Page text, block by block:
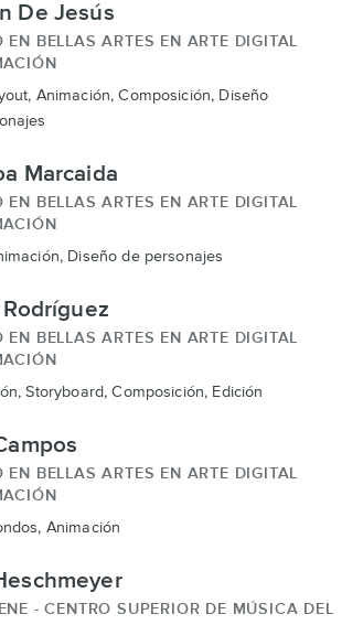
De Jesús
EN BELLAS ARTES EN ARTE DIGITAL
Animación, Composición, Diseño
Marcaida
EN BELLAS ARTES EN ARTE DIGITAL
Diseño de personajes
EN BELLAS ARTES EN ARTE DIGITAL
Storyboard, Composición, Edición
EN BELLAS ARTES EN ARTE DIGITAL
Animación
- CENTRO SUPERIOR DE MÚSICA DEL